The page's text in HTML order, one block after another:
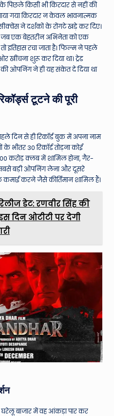
किसी भी किरदार से नहीं की
गया किरदार न केवल भावनात्मक
ने दर्शकों के रोंगटे खड़े कर दिए।
एक बेहतरीन अभिनेता को एक
इतिहास रचा जाता है। फिल्म ने पहले
खींचना शुरू कर दिया था। ट्रेड
ओपनिंग ने ही यह संकेत दे दिया था
टूटने की पूरी
दिन से ही रिकॉर्ड बुक में अपना नाम
के भीतर 30 रिकॉर्ड तोड़ना कोई
करोड़ क्लब में शामिल होना, गैर-
बड़ी ओपनिंग लेना और दूसरे
करने जैसे कीर्तिमान शामिल हैं।
डेट: रणवीर सिंह की
दिन ओटीटी पर देगी
बाजार में वह आंकड़ा पार कर